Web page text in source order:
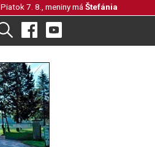
Piatok 7. 8., meniny má Štefánia